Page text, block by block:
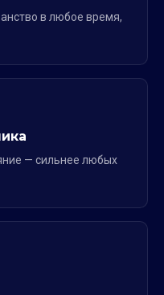
в любое время,
— сильнее любых